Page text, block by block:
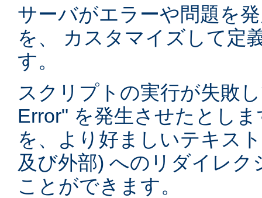
サーバがエラーや問題を
を、 カスタマイズして定
す。
スクリプトの実行が失敗
Error" を発生させたとし
を、より好ましいテキス
及び外部) へのリダイレ
ことができます。